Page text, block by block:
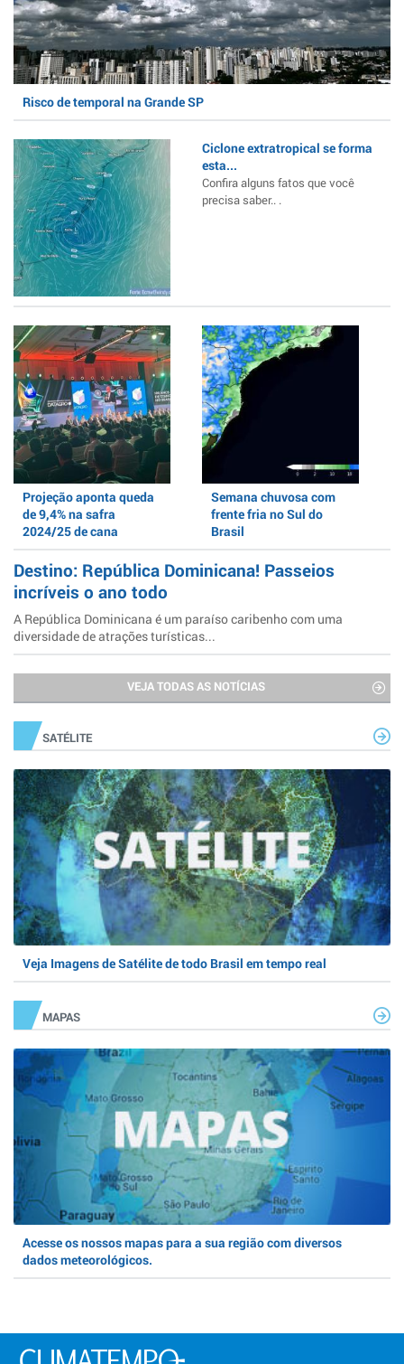
Risco de temporal na Grande SP
Ciclone extratropical se forma
esta...
Confira alguns fatos que você
precisa saber.. .
Projeção aponta queda
de 9,4% na safra
2024/25 de cana
Semana chuvosa com
frente fria no Sul do
Brasil
Destino: República Dominicana! Passeios
incríveis o ano todo
A República Dominicana é um paraíso caribenho com uma
diversidade de atrações turísticas...
VEJA TODAS AS NOTÍCIAS
SATÉLITE
Veja Imagens de Satélite de todo Brasil em tempo real
MAPAS
Acesse os nossos mapas para a sua região com diversos
dados meteorológicos.